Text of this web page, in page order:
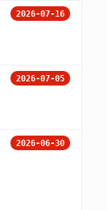
2026-07-16
2026-07-05
2026-06-30